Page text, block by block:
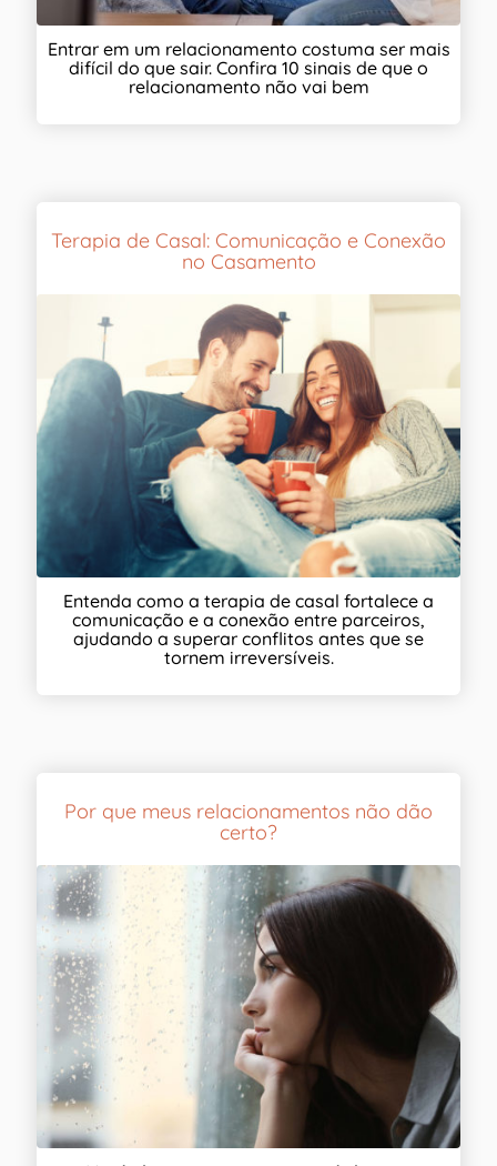
Entrar em um relacionamento costuma ser mais
difícil do que sair. Confira 10 sinais de que o
relacionamento não vai bem
Terapia de Casal: Comunicação e Conexão
no Casamento
Entenda como a terapia de casal fortalece a
comunicação e a conexão entre parceiros,
ajudando a superar conflitos antes que se
tornem irreversíveis.
Por que meus relacionamentos não dão
certo?